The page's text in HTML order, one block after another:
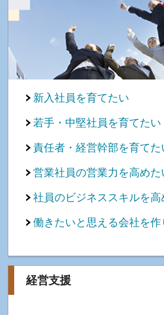
新入社員を育てたい
若手・中堅社員を育てたい
責任者・経営幹部を育てた
営業社員の営業力を高めた
社員のビジネススキルを高
働きたいと思える会社を作
経営支援